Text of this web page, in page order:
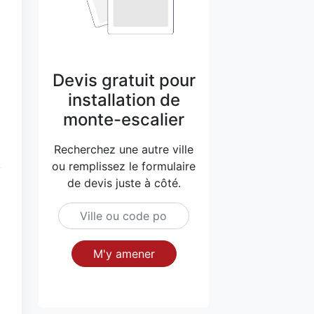
Devis gratuit pour
installation de
monte-escalier
Recherchez une autre ville
ou remplissez le formulaire
de devis juste à côté.
M'y amener